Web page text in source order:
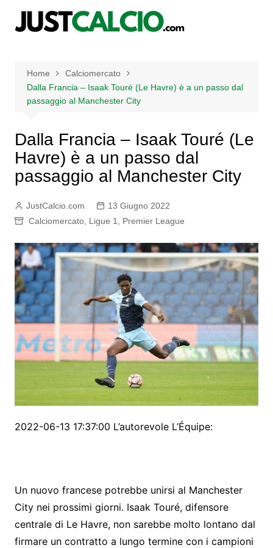
Home
Calciomercato
Dalla Francia – Isaak Touré (Le Havre) è a un passo dal
passaggio al Manchester City
Dalla Francia – Isaak Touré (Le
Havre) è a un passo dal
passaggio al Manchester City
JustCalcio.com
13 Giugno 2022
Calciomercato, Ligue 1 Premier League
2022-06-13 17:37:00 L’autorevole L’Équipe:
Un nuovo francese potrebbe unirsi al Manchester
City nei prossimi giorni. Isaak Touré, difensore
centrale di Le Havre, non sarebbe molto lontano dal
firmare un contratto a lungo termine con i campioni